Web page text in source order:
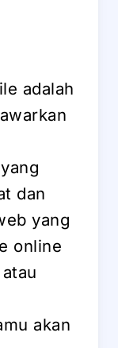
adalah
yang
dan
yang
online
akan